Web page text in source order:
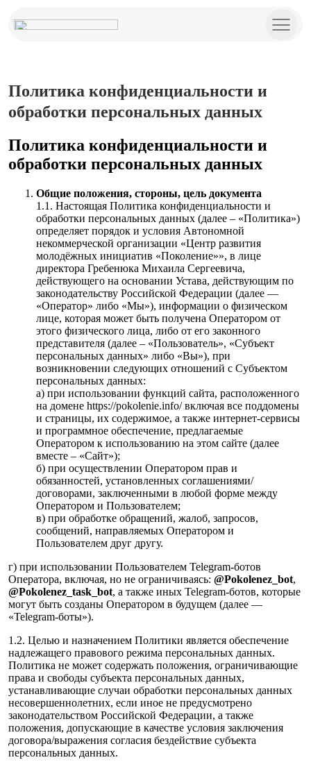
Политика конфиденциальности и
обработки персональных данных
Политика конфиденциальности и
обработки персональных данных
Общие положения, стороны, цель документа
1.1. Настоящая Политика конфиденциальности и
обработки персональных данных (далее – «Политика»)
определяет порядок и условия Автономной
некоммерческой организации «Центр развития
молодёжных инициатив «Поколение»», в лице
директора Гребенюка Михаила Сергеевича,
действующего на основании Устава, действующим по
законодательству Российской Федерации (далее —
«Оператор» либо «Мы»), информации о физическом
лице, которая может быть получена Оператором от
этого физического лица, либо от его законного
представителя (далее – «Пользователь», «Субъект
персональных данных» либо «Вы»), при
возникновении следующих отношений с Субъектом
персональных данных:
а) при использовании функций сайта, расположенного
на домене https://pokolenie.info/ включая все поддомены
и страницы, их содержимое, а также интернет-сервисы
и программное обеспечение, предлагаемые
Оператором к использованию на этом сайте (далее
вместе – «Сайт»);
б) при осуществлении Оператором прав и
обязанностей, установленных соглашениями/
договорами, заключенными в любой форме между
Оператором и Пользователем;
в) при обработке обращений, жалоб, запросов,
сообщений, направляемых Оператором и
Пользователем друг другу.
г) при использовании Пользователем Telegram-ботов
Оператора, включая, но не ограничиваясь: @Pokolenez_bot,
@Pokolenez_task_bot, а также иных Telegram-ботов, которые
могут быть созданы Оператором в будущем (далее —
«Telegram-боты»).
1.2. Целью и назначением Политики является обеспечение
надлежащего правового режима персональных данных.
Политика не может содержать положения, ограничивающие
права и свободы субъекта персональных данных,
устанавливающие случаи обработки персональных данных
несовершеннолетних, если иное не предусмотрено
законодательством Российской Федерации, а также
положения, допускающие в качестве условия заключения
договора/выражения согласия бездействие субъекта
персональных данных.